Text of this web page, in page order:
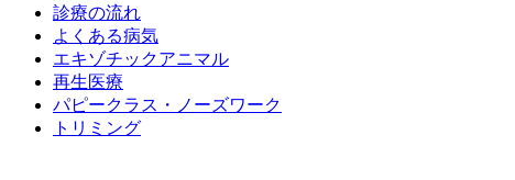
診療の流れ
よくある病気
エキゾチックアニマル
再生医療
パピークラス・ノーズワーク
トリミング